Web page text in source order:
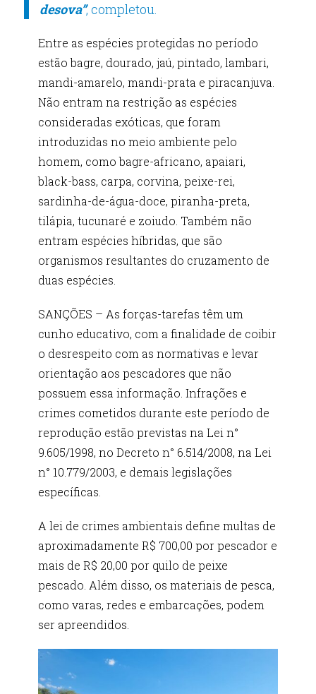
desova”, completou.
Entre as espécies protegidas no período
estão bagre, dourado, jaú, pintado, lambari,
mandi-amarelo, mandi-prata e piracanjuva.
Não entram na restrição as espécies
consideradas exóticas, que foram
introduzidas no meio ambiente pelo
homem, como bagre-africano, apaiari,
black-bass, carpa, corvina, peixe-rei,
sardinha-de-água-doce, piranha-preta,
tilápia, tucunaré e zoiudo. Também não
entram espécies híbridas, que são
organismos resultantes do cruzamento de
duas espécies.
SANÇÕES – As forças-tarefas têm um
cunho educativo, com a finalidade de coibir
o desrespeito com as normativas e levar
orientação aos pescadores que não
possuem essa informação. Infrações e
crimes cometidos durante este período de
reprodução estão previstas na Lei n°
9.605/1998, no Decreto n° 6.514/2008, na Lei
n° 10.779/2003, e demais legislações
específicas.
A lei de crimes ambientais define multas de
aproximadamente R$ 700,00 por pescador e
mais de R$ 20,00 por quilo de peixe
pescado. Além disso, os materiais de pesca,
como varas, redes e embarcações, podem
ser apreendidos.